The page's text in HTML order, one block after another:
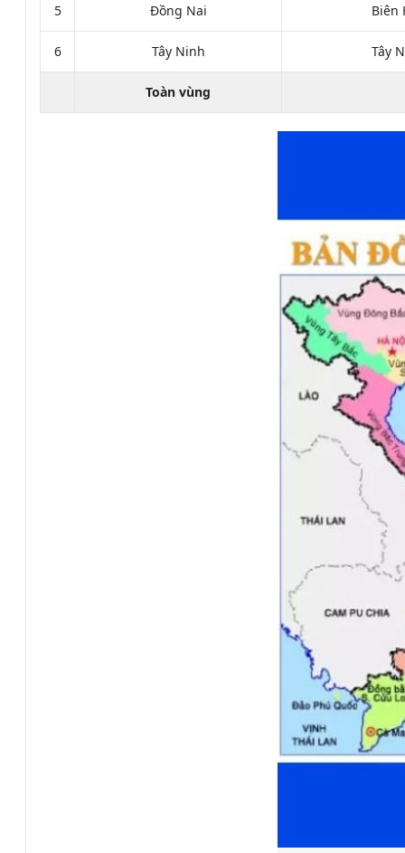
5 Đồng Nai Biên
6 Tây Ninh Tây
Toàn vùng